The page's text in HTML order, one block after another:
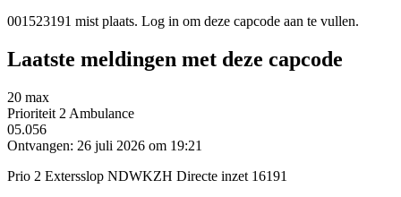
001523191 mist plaats. Log in om deze capcode aan te vullen.
Laatste meldingen met deze capcode
20 max
Prioriteit 2 Ambulance
05.056
Ontvangen: 26 juli 2026 om 19:21
Prio 2 Extersslop NDWKZH Directe inzet 16191